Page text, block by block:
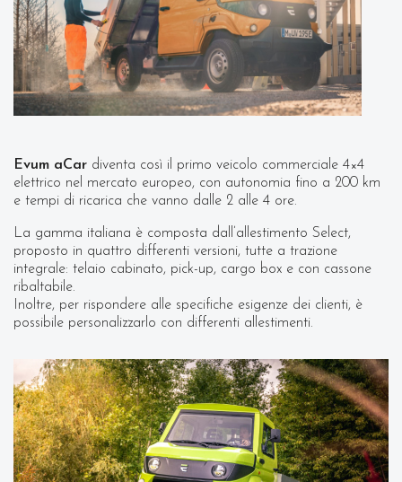
Evum aCar diventa così il primo veicolo commerciale 4×4
elettrico nel mercato europeo, con autonomia fino a 200 km
e tempi di ricarica che vanno dalle 2 alle 4 ore.
La gamma italiana è composta dall’allestimento Select,
proposto in quattro differenti versioni, tutte a trazione
integrale: telaio cabinato, pick-up, cargo box e con cassone
ribaltabile.
Inoltre, per rispondere alle specifiche esigenze dei clienti, è
possibile personalizzarlo con differenti allestimenti.